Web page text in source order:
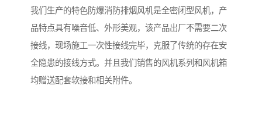
我们生产的特色防爆消防排烟风机是全密闭型风机，产
品特点具有噪音低、外形美观，该产品出厂不需要二次
接线，现场施工一次性接线完毕，克服了传统的存在安
全隐患的接线方式。并且我们销售的风机系列和风机箱
均赠送配套软接和相关附件。